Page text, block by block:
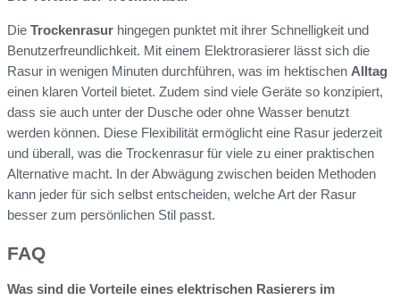
Die Trockenrasur hingegen punktet mit ihrer Schnelligkeit und
Benutzerfreundlichkeit. Mit einem Elektrorasierer lässt sich die
Rasur in wenigen Minuten durchführen, was im hektischen Alltag
einen klaren Vorteil bietet. Zudem sind viele Geräte so konzipiert,
dass sie auch unter der Dusche oder ohne Wasser benutzt
werden können. Diese Flexibilität ermöglicht eine Rasur jederzeit
und überall, was die Trockenrasur für viele zu einer praktischen
Alternative macht. In der Abwägung zwischen beiden Methoden
kann jeder für sich selbst entscheiden, welche Art der Rasur
besser zum persönlichen Stil passt.
FAQ
Was sind die Vorteile eines elektrischen Rasierers im